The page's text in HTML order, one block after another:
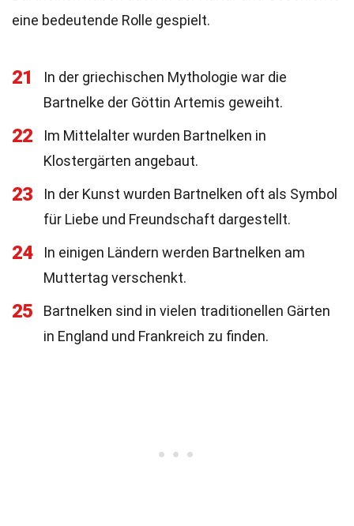
eine bedeutende Rolle gespielt.
21
In der griechischen Mythologie war die
Bartnelke der Göttin Artemis geweiht.
22
Im Mittelalter wurden Bartnelken in
Klostergärten angebaut.
23
In der Kunst wurden Bartnelken oft als Symbol
für Liebe und Freundschaft dargestellt.
24
In einigen Ländern werden Bartnelken am
Muttertag verschenkt.
25
Bartnelken sind in vielen traditionellen Gärten
in England und Frankreich zu finden.